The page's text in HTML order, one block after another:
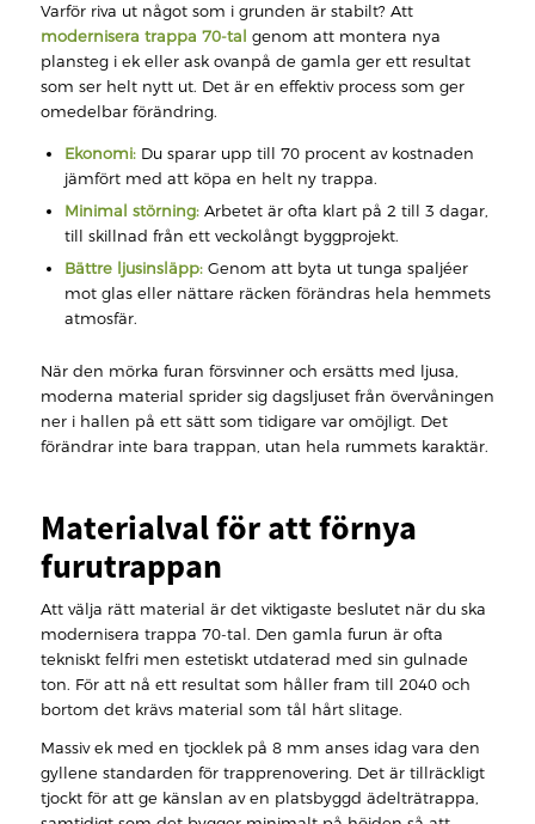
Varför riva ut något som i grunden är stabilt? Att
modernisera trappa 70-tal genom att montera nya
plansteg i ek eller ask ovanpå de gamla ger ett resultat
som ser helt nytt ut. Det är en effektiv process som ger
omedelbar förändring.
Ekonomi:Du sparar upp till 70 procent av kostnaden
jämfört med att köpa en helt ny trappa.
Minimal störning:Arbetet är ofta klart på 2 till 3 dagar,
till skillnad från ett veckolångt byggprojekt.
Bättre ljusinsläpp:Genom att byta ut tunga spaljéer
mot glas eller nättare räcken förändras hela hemmets
atmosfär.
När den mörka furan försvinner och ersätts med ljusa,
moderna material sprider sig dagsljuset från övervåningen
ner i hallen på ett sätt som tidigare var omöjligt. Det
förändrar inte bara trappan, utan hela rummets karaktär.
Materialval för att förnya
furutrappan
Att välja rätt material är det viktigaste beslutet när du ska
modernisera trappa 70-tal. Den gamla furun är ofta
tekniskt felfri men estetiskt utdaterad med sin gulnade
ton. För att nå ett resultat som håller fram till 2040 och
bortom det krävs material som tål hårt slitage.
Massiv ek med en tjocklek på 8 mm anses idag vara den
gyllene standarden för trapprenovering. Det är tillräckligt
tjockt för att ge känslan av en platsbyggd ädelträtrappa,